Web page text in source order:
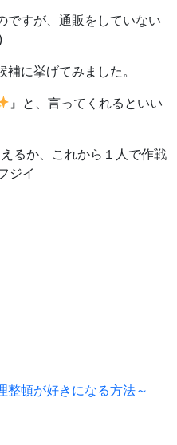
ですが、通販をしていない
に挙げてみました。
』と、言ってくれるといい
るか、これから１人で作戦
ジイ
整頓が好きになる方法～